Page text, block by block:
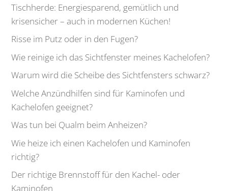
Tischherde: Energiesparend, gemütlich und
krisensicher – auch in modernen Küchen!
Risse im Putz oder in den Fugen?
Wie reinige ich das Sichtfenster meines Kachelofen?
Warum wird die Scheibe des Sichtfensters schwarz?
Welche Anzündhilfen sind für Kaminofen und
Kachelofen geeignet?
Was tun bei Qualm beim Anheizen?
Wie heize ich einen Kachelofen und Kaminofen
richtig?
Der richtige Brennstoff für den Kachel- oder
Kaminofen